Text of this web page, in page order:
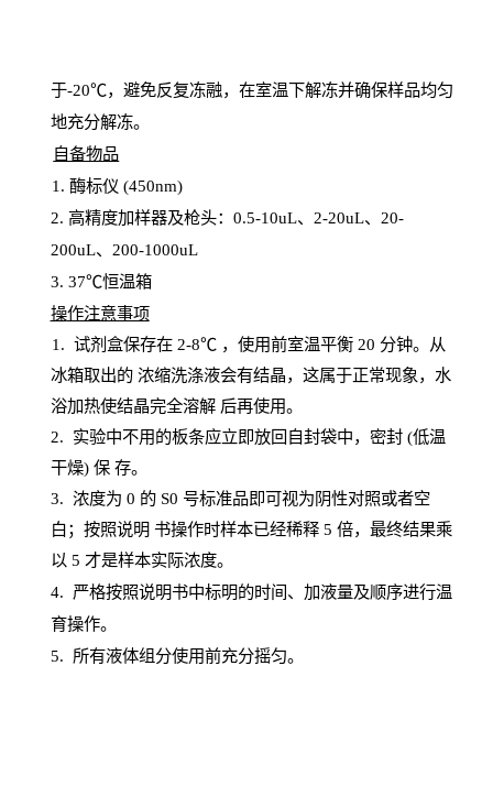
于-20℃，避免反复冻融，在室温下解冻并确保样品均匀
地充分解冻。
自备物品
1 . 酶标仪 (450nm)
2. 高精度加样器及枪头： 0.5-10uL、 2-20uL、 20-
200uL、 200-1000uL
3. 37℃恒温箱
操作注意事项
1. 试剂盒保存在 2-8℃ ，使用前室温平衡 20 分钟。从
冰箱取出的 浓缩洗涤液会有结晶，这属于正常现象，水
浴加热使结晶完全溶解 后再使用。
2. 实验中不用的板条应立即放回自封袋中，密封(低温
干燥) 保 存。
3. 浓度为 0 的 S0 号标准品即可视为阴性对照或者空
白；按照说明 书操作时样本已经稀释5 倍，最终结果乘
以 5 才是样本实际浓度。
4. 严格按照说明书中标明的时间、加液量及顺序进行温
育操作。
5. 所有液体组分使用前充分摇匀。